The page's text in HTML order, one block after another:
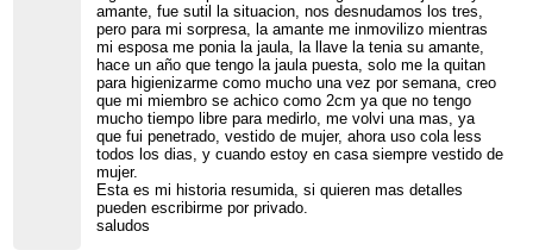
amante, fue sutil la situacion, nos desnudamos los tres,
pero para mi sorpresa, la amante me inmovilizo mientras
mi esposa me ponia la jaula, la llave la tenia su amante,
hace un año que tengo la jaula puesta, solo me la quitan
para higienizarme como mucho una vez por semana, creo
que mi miembro se achico como 2cm ya que no tengo
mucho tiempo libre para medirlo, me volvi una mas, ya
que fui penetrado, vestido de mujer, ahora uso cola less
todos los dias, y cuando estoy en casa siempre vestido de
mujer.
Esta es mi historia resumida, si quieren mas detalles
pueden escribirme por privado.
saludos